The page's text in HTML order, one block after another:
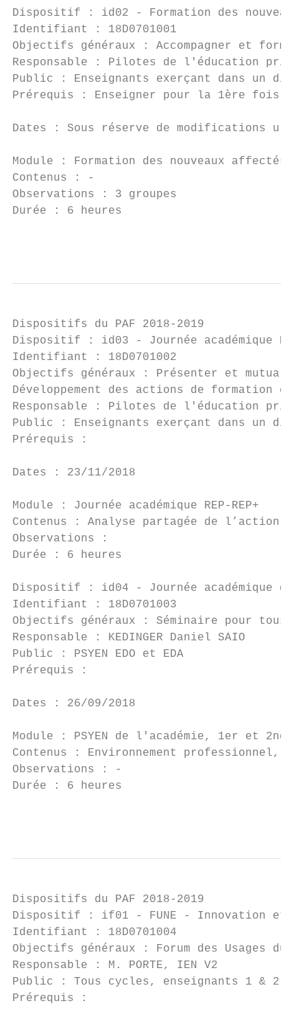
Dispositif : id02 - Formation des nouveaux
Identifiant : 18D0701001
Objectifs généraux : Accompagner et former
Responsable : Pilotes de l'éducation
Public : Enseignants exerçant dans un
Prérequis : Enseigner pour la 1ère fois
Dates : Sous réserve de modifications
Module : Formation des nouveaux affectés en
Contenus : -
Observations : 3 groupes
Durée : 6 heures
Dispositifs du PAF 2018-2019
Dispositif : id03 - Journée académique REP-
Identifiant : 18D0701002
Objectifs généraux : Présenter et
Développement des actions de formation et
Responsable : Pilotes de l'éducation
Public : Enseignants exerçant dans un
Prérequis :
Dates : 23/11/2018
Module : Journée académique REP-REP+
Contenus : Analyse partagée de l’action
Observations :
Durée : 6 heures
Dispositif : id04 - Journée académique des
Identifiant : 18D0701003
Objectifs généraux : Séminaire pour tous
Responsable : KEDINGER Daniel SAIO
Public : PSYEN EDO et EDA
Prérequis :
Dates : 26/09/2018
Module : PSYEN de l'académie, 1er et 2nd
Contenus : Environnement professionnel,
Observations : -
Durée : 6 heures
Dispositifs du PAF 2018-2019
Dispositif : if01 - FUNE - Innovation et
Identifiant : 18D0701004
Objectifs généraux : Forum des Usages
Responsable : M. PORTE, IEN V2
Public : Tous cycles, enseignants 1 & 2
Prérequis :